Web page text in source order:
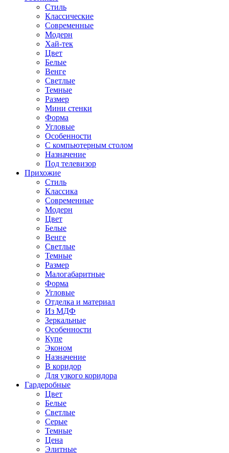
Стиль
Классические
Современные
Модерн
Хай-тек
Цвет
Белые
Венге
Светлые
Темные
Размер
Мини стенки
Форма
Угловые
Особенности
С компьютерным столом
Назначение
Под телевизор
Прихожие
Стиль
Классика
Современные
Модерн
Цвет
Белые
Венге
Светлые
Темные
Размер
Малогабаритные
Форма
Угловые
Отделка и материал
Из МДФ
Зеркальные
Особенности
Купе
Эконом
Назначение
В коридор
Для узкого коридора
Гардеробные
Цвет
Белые
Светлые
Серые
Темные
Цена
Элитные